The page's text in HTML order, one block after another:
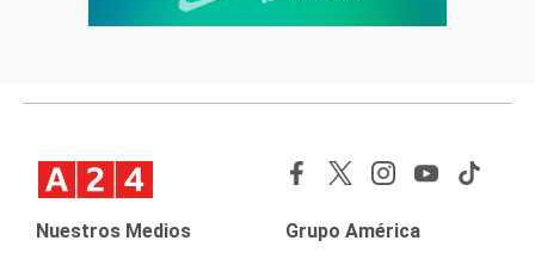
Nuestros Medios Grupo América